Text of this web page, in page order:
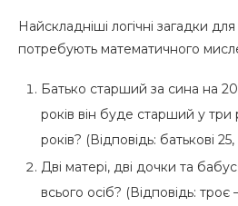
Найскладніші логічні загадки
потребують математичного
Батько старший за сина на 20
років він буде старший у три
років? (Відповідь: батькові 25,
Дві матері, дві дочки та
всього осіб? (Відповідь: